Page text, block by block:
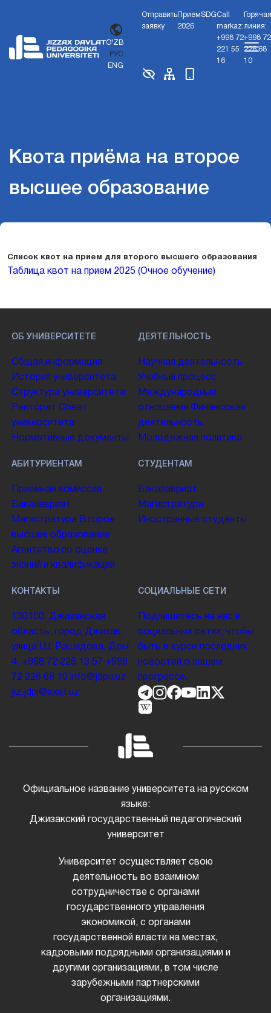
O'ZB
РУС
ENG
Отправить
заявку
Прием
2026
SDGCall
markaz:
+998 72
221 55
16
Горячая
линия:
+998 72
226 68
10
Квота приёма на второе
высшее образование
Список квот на прием для второго высшего образования
Таблица квот на прием 2025 (Очное обучение)
ОБ УНИВЕРСИТЕТЕ
Общая информация
История университета
Структура университета
Ректорат Совет
университета
Нормативные документы
ДЕЯТЕЛЬНОСТЬ
Научная деятельность
Учебный процесс
Международные
отношения Финансовая
деятельность
Молодежная политика
АБИТУРИЕНТАМ
Приемная комиссия
Бакалавриат
Магистратура Второе
высшее образование
Агентство по оценке
знаний и квалификаций
СТУДЕНТАМ
Бакалавриат
Магистратура
Иностранные студенты
КОНТАКТЫ
130100. Джизакская
область, город Джизак,
улица Ш. Рашидова, Дом
4. +998 72 226 13 57 +998
72 226 68 10
info@jdpu.uz
jiz.jdpi@exat.uz
СОЦИАЛЬНЫЕ СЕТИ
Подпишитесь на нас в
социальных сетях, чтобы
быть в курсе последних
новостей о нашем
прогрессе.
Официальное название университета на русском
языке:
Джизакский государственный педагогический
университет
Университет осуществляет свою
деятельность во взаимном
сотрудничестве с органами
государственного управления
экономикой, с органами
государственной власти на местах,
кадровыми подрядными организациями и
другими организациями, в том числе
зарубежными партнерскими
организациями.